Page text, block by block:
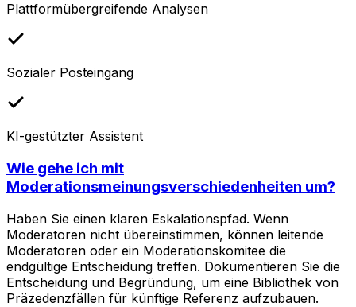
Plattformübergreifende Analysen
Sozialer Posteingang
KI-gestützter Assistent
Wie gehe ich mit
Moderationsmeinungsverschiedenheiten um?
Haben Sie einen klaren Eskalationspfad. Wenn
Moderatoren nicht übereinstimmen, können leitende
Moderatoren oder ein Moderationskomitee die
endgültige Entscheidung treffen. Dokumentieren Sie die
Entscheidung und Begründung, um eine Bibliothek von
Präzedenzfällen für künftige Referenz aufzubauen.